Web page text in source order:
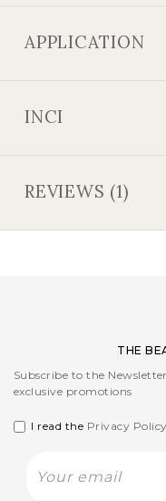
APPLICATION
INCI
REVIEWS (1)
THE
Subscribe to the
exclusive promotions
I read the Privacy Policy